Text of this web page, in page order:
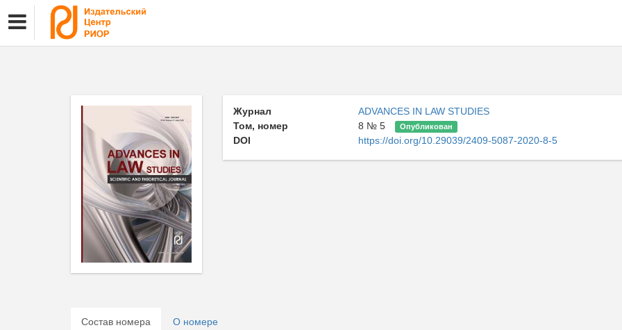
Журнал
ADVANCES IN LAW STUDIES
Том, номер
8 № 5 Опубликован
DOI https://doi.org/10.29039/2409-5087-2020-8-5
Состав номера О номере